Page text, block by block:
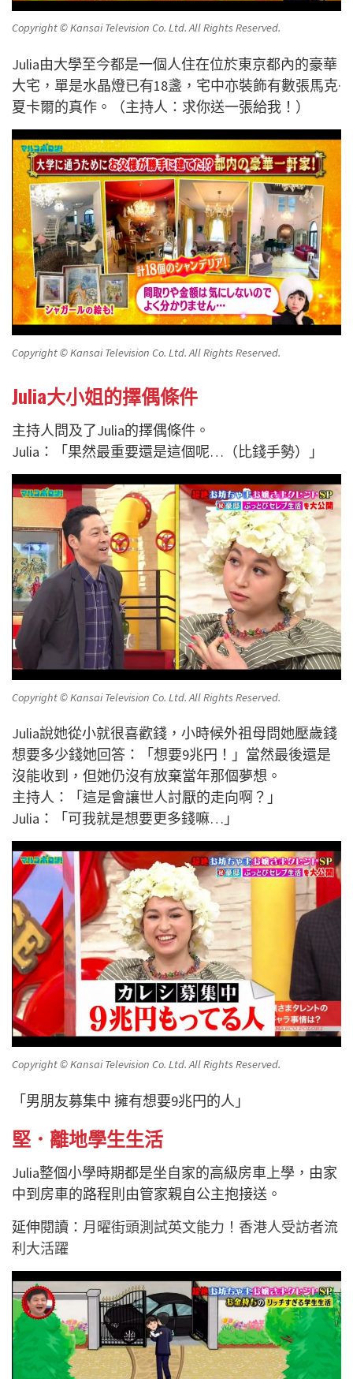
Copyright © Kansai Television Co. Ltd. All Rights Reserved.
Julia由大學至今都是一個人住在位於東京都內的豪華
大宅，單是水晶燈已有18盞，宅中亦裝飾有數張馬克·
夏卡爾的真作。（主持人：求你送一張給我！）
Copyright © Kansai Television Co. Ltd. All Rights Reserved.
Julia大小姐的擇偶條件
主持人問及了Julia的擇偶條件。
Julia：「果然最重要還是這個呢…（比錢手勢）」
Copyright © Kansai Television Co. Ltd. All Rights Reserved.
Julia說她從小就很喜歡錢，小時候外祖母問她壓歲錢
想要多少錢她回答：「想要9兆円！」當然最後還是
沒能收到，但她仍沒有放棄當年那個夢想。
主持人：「這是會讓世人討厭的走向啊？」
Julia：「可我就是想要更多錢嘛…」
Copyright © Kansai Television Co. Ltd. All Rights Reserved.
「男朋友募集中 擁有想要9兆円的人」
堅．離地學生生活
Julia整個小學時期都是坐自家的高級房車上學，由家
中到房車的路程則由管家親自公主抱接送。
延伸閱讀： 月曜街頭測試英文能力！香港人受訪者流
利大活躍